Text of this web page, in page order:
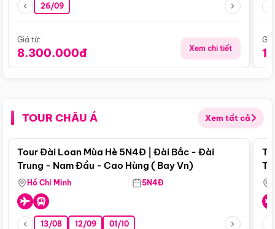
26/09
Giá từ:
8.300.000đ Xem chi tiết
TOUR CHÂU Á Xem tất cả
Điểm nổi bật
Tour Đài Loan Mùa Hè 5N4Đ | Đài Bắc - Đài
Trung - Nam Đầu - Cao Hùng ( Bay Vn)
Hồ Chí Minh 5N4Đ
13/08 12/09 01/10